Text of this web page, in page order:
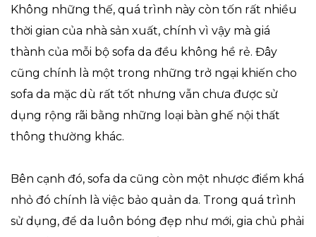
Không những thế, quá trình này còn tốn rất nhiều
thời gian của nhà sản xuất, chính vì vậy mà giá
thành của mỗi bộ sofa da đều không hề rẻ. Đây
cũng chính là một trong những trở ngại khiến cho
sofa da mặc dù rất tốt nhưng vẫn chưa được sử
dụng rộng rãi bằng những loại bàn ghế nội thất
thông thường khác.
Bên cạnh đó, sofa da cũng còn một nhược điểm khá
nhỏ đó chính là việc bảo quản da. Trong quá trình
sử dụng, để da luôn bóng đẹp như mới, gia chủ phải